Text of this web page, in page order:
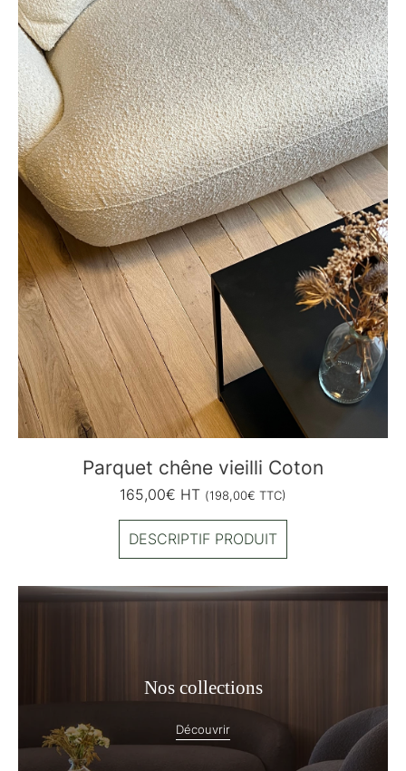
Parquet chêne vieilli Coton
165,00€ HT (198,00€ TTC)
DESCRIPTIF PRODUIT
Nos collections
Découvrir